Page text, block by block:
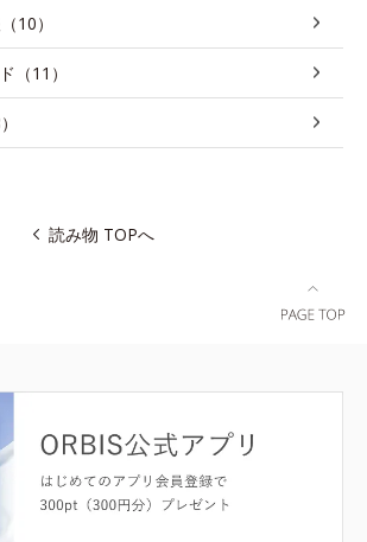
10）
（11）
読み物 TOPへ